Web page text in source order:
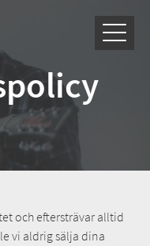
och eftersträvar alltid
vi aldrig sälja dina